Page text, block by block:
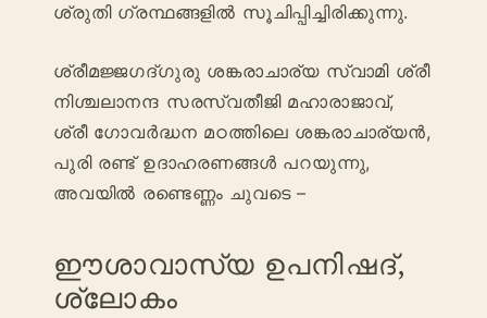
ശ്രുതി ഗ്രന്ഥങ്ങളിൽ സൂചിപ്പിച്ചിരിക്കുന്നു.
ശ്രീമജ്ജഗദ്ഗുരു ശങ്കരാചാര്യ സ്വാമി ശ്രീ
നിശ്ചലാനന്ദ സരസ്വതീജി മഹാരാജാവ്,
ശ്രീ ഗോവർദ്ധന മഠത്തിലെ ശങ്കരാചാര്യൻ,
പുരി രണ്ട് ഉദാഹരണങ്ങൾ പറയുന്നു,
അവയിൽ രണ്ടെണ്ണം ചുവടെ –
ഈശാവാസ്യ ഉപനിഷദ്,
ശ്ലോകം